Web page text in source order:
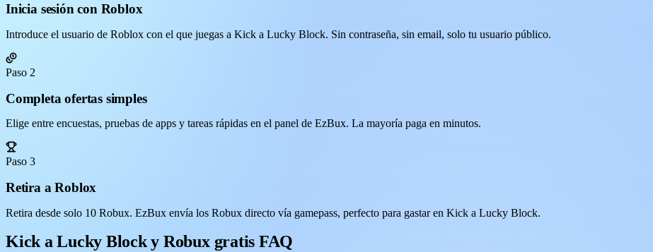
Inicia sesión con Roblox
Introduce el usuario de Roblox con el que juegas a Kick a Lucky Block. Sin contraseña, sin email, solo tu usuario público.
Paso 2
Completa ofertas simples
Elige entre encuestas, pruebas de apps y tareas rápidas en el panel de EzBux. La mayoría paga en minutos.
Paso 3
Retira a Roblox
Retira desde solo 10 Robux. EzBux envía los Robux directo vía gamepass, perfecto para gastar en Kick a Lucky Block.
Kick a Lucky Block y Robux gratis FAQ